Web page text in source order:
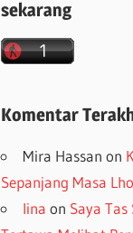
sekarang
Komentar
Mira Hassan on
Sepanjang Masa
lina on Saya